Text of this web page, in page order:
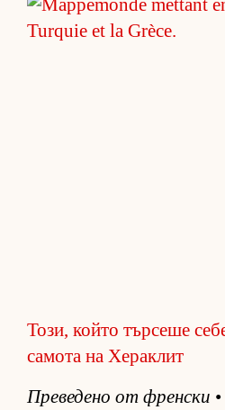
Този, който търсеше
самота на Хераклит
Пре­ве­дено от френ­ски •